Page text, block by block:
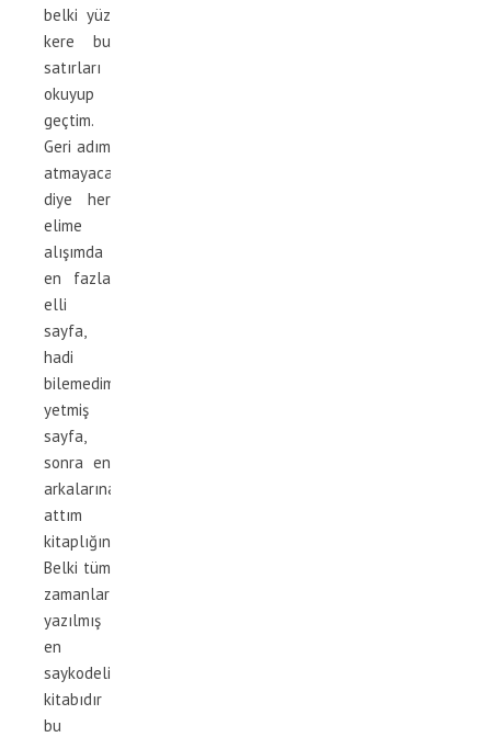
belki yüz
kere bu
satırları
okuyup
geçtim.
Geri adım
atmayacağım
diye her
elime
alışımda
en fazla
elli
sayfa,
hadi
bilemedim
yetmiş
sayfa,
sonra en
arkalarına
attım
kitaplığın.
Belki tüm
zamanların
yazılmış
en
saykodelik
kitabıdır
bu